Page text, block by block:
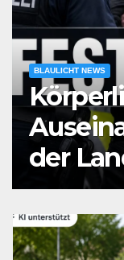
BLAULICHT NEWS
der